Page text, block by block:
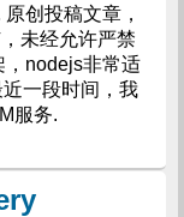
创投稿文章，
未经允许严禁
，nodejs非常适
一段时间，我
服务.